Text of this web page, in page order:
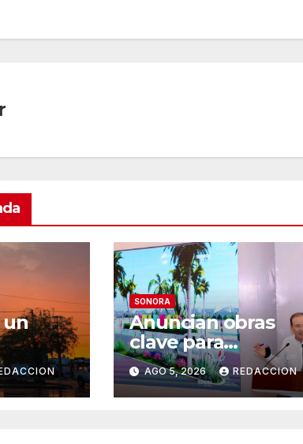
un
y
SONORA
Anuncian obras
clave para
Guaymas: Más de
1,500 viviendas,
modernización del
AGO 5, 2026 REDACCION